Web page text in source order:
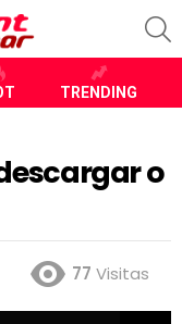
TRENDING
o
77 Visitas